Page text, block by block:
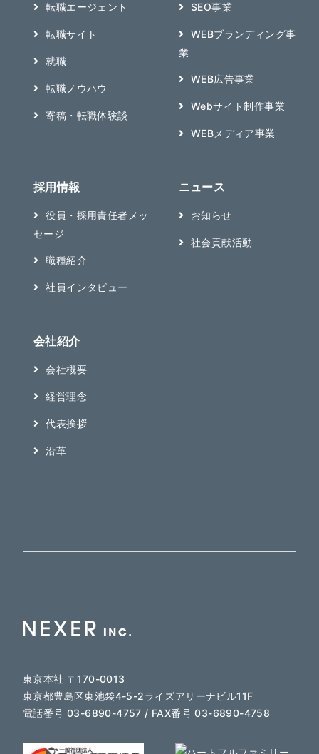
東京本社 〒170-0013
東京都豊島区東池袋4-5-2ライズアリーナビル11F
電話番号 03-6890-4757 / FAX番号 03-6890-4758
転職エージェント
転職サイト
就職
転職ノウハウ
寄稿・転職体験談
SEO事業
WEBブランディング事
業
WEB広告事業
Webサイト制作事業
WEBメディア事業
採用情報
役員・採用責任者メッ
セージ
職種紹介
社員インタビュー
ニュース
お知らせ
社会貢献活動
会社紹介
会社概要
経営理念
代表挨拶
沿革